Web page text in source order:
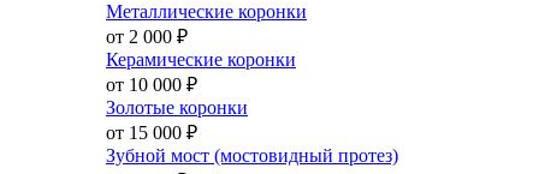
Металлические коронки
от 2 000 ₽
Керамические коронки
от 10 000 ₽
Золотые коронки
от 15 000 ₽
Зубной мост (мостовидный протез)